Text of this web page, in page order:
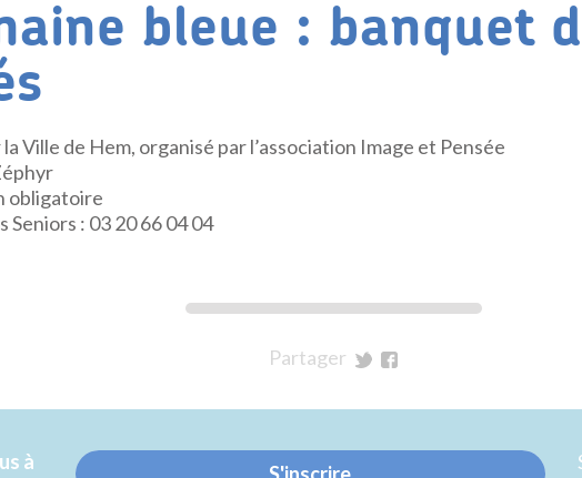
bleue : banquet
Ville de Hem, organisé par l’association Image et Pensée
obligatoire
Seniors : 03 20 66 04 04
Partager
Twitter
Facebook
à